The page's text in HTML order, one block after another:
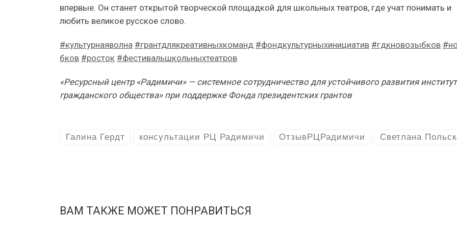
впервые. Он станет открытой творческой площадкой для школьных театров, где учат понимать и
любить великое русское слово.
#культурнаяволна #грантдлякреативныхкоманд #фондкультурныхинициатив #гдкновозыбков
бков #росток #фестивальшкольныхтеатров
«Ресурсный центр «Радимичи» — системное сотрудничество для устойчивого развития
гражданского общества» при поддержке Фонда президентских грантов
Галина Гердт консультации РЦ Радимичи ОтзывРЦРадимичи Светлана
ВАМ ТАКЖЕ МОЖЕТ ПОНРАВИТЬСЯ